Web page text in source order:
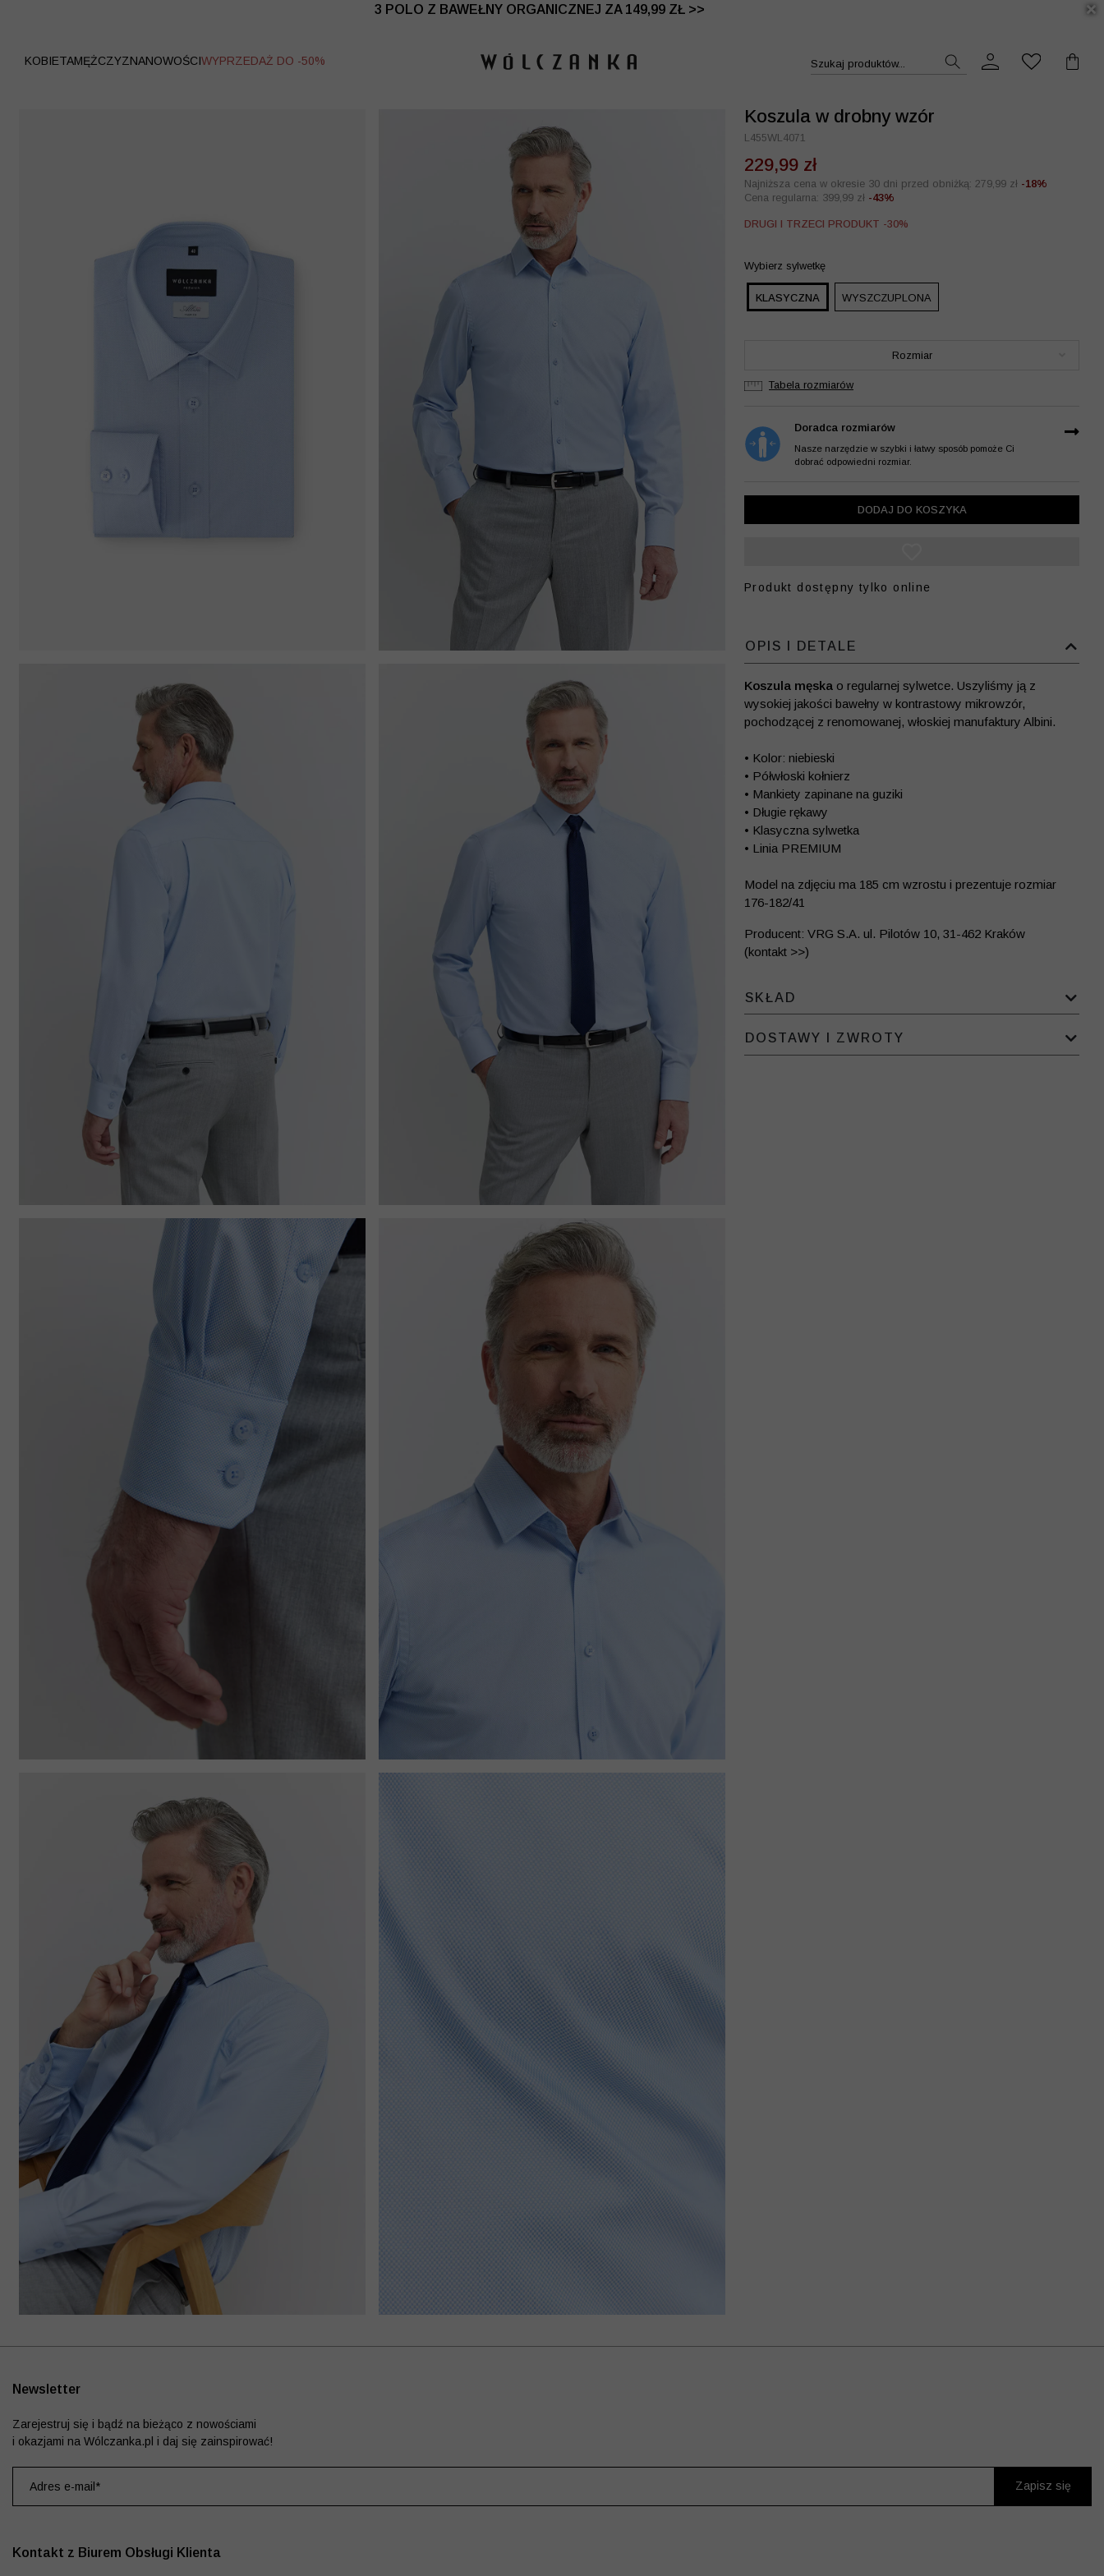
3 POLO Z BAWEŁNY ORGANICZNEJ ZA 149,99 ZŁ >>
WYPRZEDAŻ DO -50% | DODATKOWE -30% NA DRUGI I TRZECI PRODUKT >>
KOBIETAMĘŻCZYZNANOWOŚCIWYPRZEDAŻ DO -50% Szukaj produktów...
Koszula w drobny wzór
L455WL4071
229,99 zł
Najniższa cena w okresie 30 dni przed obniżką: 279,99 zł -18%
Cena regularna: 399,99 zł -43%
DRUGI I TRZECI PRODUKT -30%
Wybierz sylwetkę
KLASYCZNA WYSZCZUPLONA
Rozmiar
Tabela rozmiarów
Doradca rozmiarów
Nasze narzędzie w szybki i łatwy sposób pomoże Ci
dobrać odpowiedni rozmiar.
DODAJ DO KOSZYKA
Produkt dostępny tylko online
OPIS I DETALE
Koszula męska o regularnej sylwetce. Uszyliśmy ją z
wysokiej jakości bawełny w kontrastowy mikrowzór,
pochodzącej z renomowanej, włoskiej manufaktury Albini.
• Kolor: niebieski
• Półwłoski kołnierz
• Mankiety zapinane na guziki
• Długie rękawy
• Klasyczna sylwetka
• Linia PREMIUM
Model na zdjęciu ma 185 cm wzrostu i prezentuje rozmiar
176-182/41
Producent: VRG S.A. ul. Pilotów 10, 31-462 Kraków
(kontakt >>)
SKŁAD
DOSTAWY I ZWROTY
Kontakt z Biurem Obsługi Klienta
Newsletter
Zarejestruj się i bądź na bieżąco z nowościami
i okazjami na Wólczanka.pl i daj się zainspirować!